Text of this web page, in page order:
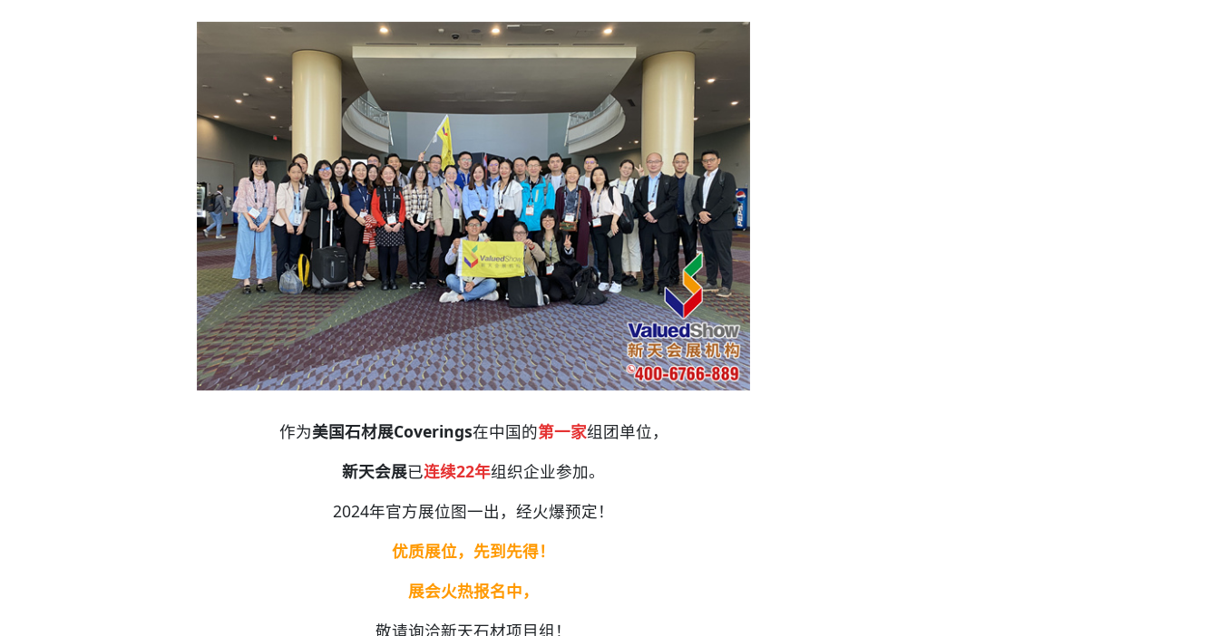
作为美国石材展Coverings在中国的第一家组团单位，
新天会展已连续22年组织企业参加。
2024年官方展位图一出，经火爆预定！
优质展位，先到先得！
展会火热报名中，
敬请询洽新天石材项目组！